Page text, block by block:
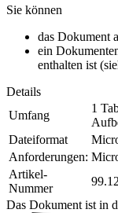
Sie können
das Dokument
ein
enthalten ist
Details
Umfang
1
Dateiformat
Anforderungen:
Artikel-
Nummer
Das Dokument ist in